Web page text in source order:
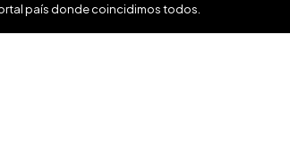
país donde coincidimos todos.